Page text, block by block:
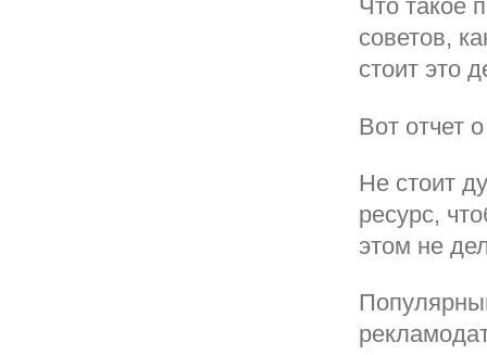
Что такое
советов,
стоит это
Вот отчет
Не стоит
ресурс,
этом не